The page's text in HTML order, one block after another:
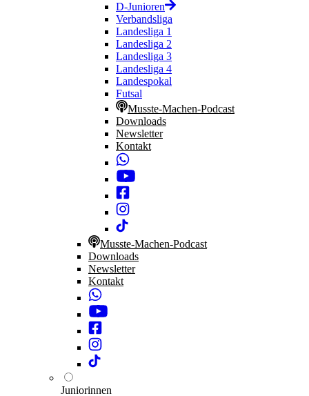
D-Junioren
Verbandsliga
Landesliga 1
Landesliga 2
Landesliga 3
Landesliga 4
Landespokal
Futsal
Musste-Machen-Podcast
Downloads
Newsletter
Kontakt
Musste-Machen-Podcast
Downloads
Newsletter
Kontakt
Juniorinnen